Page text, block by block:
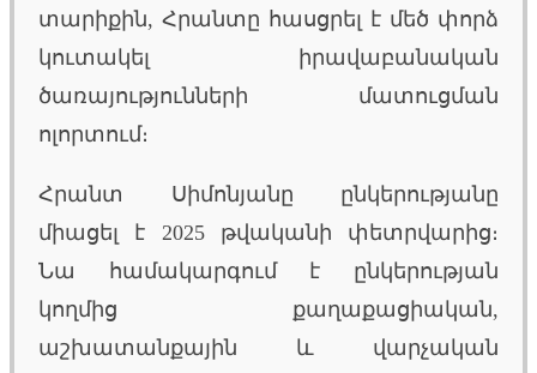
տարիքին, Հրանտը հասցրել է մեծ փորձ
կուտակել իրավաբանական
ծառայությունների մատուցման
ոլորտում։
Հրանտ Սիմոնյանը ընկերությանը
միացել է 2025 թվականի փետրվարից։
Նա համակարգում է ընկերության
կողմից քաղաքացիական,
աշխատանքային և վարչական